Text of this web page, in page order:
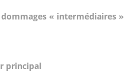
« intermédiaires »
principal